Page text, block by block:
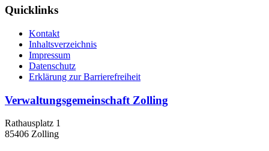
Quicklinks
Kontakt
Inhaltsverzeichnis
Impressum
Datenschutz
Erklärung zur Barrierefreiheit
Verwaltungsgemeinschaft Zolling
Rathausplatz 1
85406 Zolling